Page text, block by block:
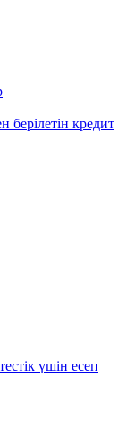
кредит
үшін есеп